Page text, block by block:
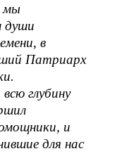
мы
души
в
Патриарх
глубину
и
для нас